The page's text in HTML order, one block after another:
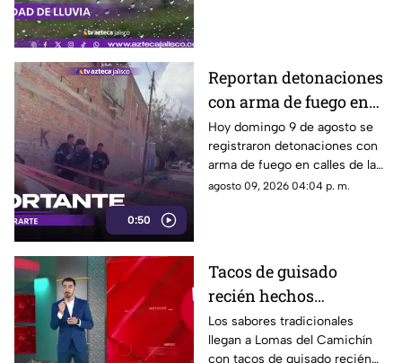
0:50
Reportan detonaciones
con arma de fuego en
Tlaquepaque; hay un
hombre muerto
Hoy domingo 9 de agosto se
registraron detonaciones con
arma de fuego en calles de la
colonia El Campesino en
agosto 09, 2026 04:04 p. m.
Tacos de guisado
recién hechos
conquistan a vecinos
de Lomas del Camichín
Los sabores tradicionales
llegan a Lomas del Camichín
con tacos de guisado recién